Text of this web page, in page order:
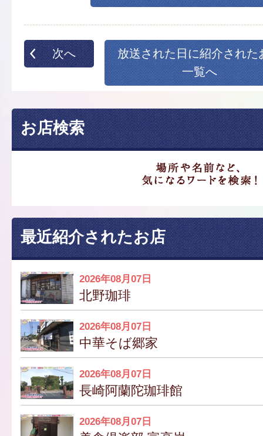
次へ
放送された日に紹介された
一覧へ
お店検索
最近紹介されたお店
2026年08月07日
北野珈琲
2026年08月07日
中華そば郷家
2026年08月07日
長崎阿蘭陀珈琲館
2026年08月07日